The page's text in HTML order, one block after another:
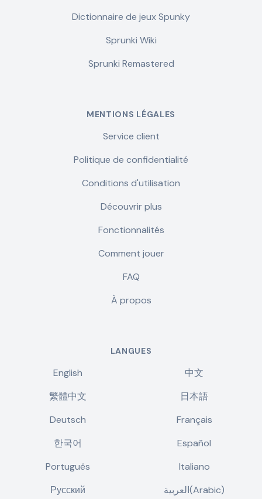
Dictionnaire de jeux Spunky
Sprunki Wiki
Sprunki Remastered
MENTIONS LÉGALES
Service client
Politique de confidentialité
Conditions d'utilisation
Découvrir plus
Fonctionnalités
Comment jouer
FAQ
À propos
LANGUES
English
中文
繁體中文
日本語
Deutsch
Français
한국어
Español
Português
Italiano
Русский
العربية(Arabic)